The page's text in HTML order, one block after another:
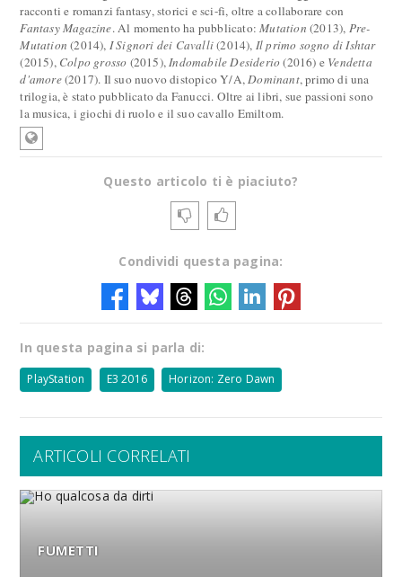
racconti e romanzi fantasy, storici e sci-fi, oltre a collaborare con
Fantasy Magazine. Al momento ha pubblicato:Mutation (2013), Pre-
Mutation (2014), I Signori dei Cavalli(2014), Il primo sogno di Ishtar
(2015), Colpo grosso (2015),Indomabile Desiderio (2016) e Vendetta
d'amore(2017). Il suo nuovo distopico Y/A,Dominant, primo di una
trilogia, è stato pubblicato da Fanucci. Oltre ai libri, sue passioni sono
la musica, i giochi di ruolo e il suo cavallo Emiltom.
Questo articolo ti è piaciuto?
Condividi questa pagina:
In questa pagina si parla di:
PlayStation E3 2016 Horizon: Zero Dawn
ARTICOLI CORRELATI
FUMETTI